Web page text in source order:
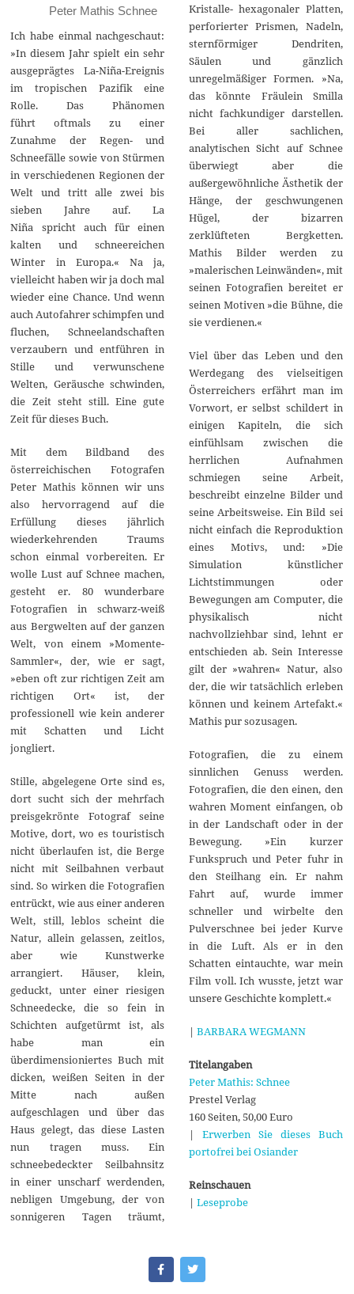
Peter Mathis Schnee
Ich habe einmal nachgeschaut:
»In diesem Jahr spielt ein sehr
ausgeprägtes La-Niña-Ereignis
im tropischen Pazifik eine
Rolle. Das Phänomen
führt oftmals zu einer
Zunahme der Regen- und
Schneefälle sowie von Stürmen
in verschiedenen Regionen der
Welt und tritt alle zwei bis
sieben Jahre auf. La
Niña spricht auch für einen
kalten und schneereichen
Winter in Europa.« Na ja,
vielleicht haben wir ja doch mal
wieder eine Chance. Und wenn
auch Autofahrer schimpfen und
fluchen, Schneelandschaften
verzaubern und entführen in
Stille und verwunschene
Welten, Geräusche schwinden,
die Zeit steht still. Eine gute
Zeit für dieses Buch.
Mit dem Bildband des
österreichischen Fotografen
Peter Mathis können wir uns
also hervorragend auf die
Erfüllung dieses jährlich
wiederkehrenden Traums
schon einmal vorbereiten. Er
wolle Lust auf Schnee machen,
gesteht er. 80 wunderbare
Fotografien in schwarz-weiß
aus Bergwelten auf der ganzen
Welt, von einem »Momente-
Sammler«, der, wie er sagt,
»eben oft zur richtigen Zeit am
richtigen Ort« ist, der
professionell wie kein anderer
mit Schatten und Licht
jongliert.
Stille, abgelegene Orte sind es,
dort sucht sich der mehrfach
preisgekrönte Fotograf seine
Motive, dort, wo es touristisch
nicht überlaufen ist, die Berge
nicht mit Seilbahnen verbaut
sind. So wirken die Fotografien
entrückt, wie aus einer anderen
Welt, still, leblos scheint die
Natur, allein gelassen, zeitlos,
aber wie Kunstwerke
arrangiert. Häuser, klein,
geduckt, unter einer riesigen
Schneedecke, die so fein in
Schichten aufgetürmt ist, als
habe man ein
überdimensioniertes Buch mit
dicken, weißen Seiten in der
Mitte nach außen
aufgeschlagen und über das
Haus gelegt, das diese Lasten
nun tragen muss. Ein
schneebedeckter Seilbahnsitz
in einer unscharf werdenden,
nebligen Umgebung, der von
sonnigeren Tagen träumt,
Kristalle- hexagonaler Platten,
perforierter Prismen, Nadeln,
sternförmiger Dendriten,
Säulen und gänzlich
unregelmäßiger Formen. »Na,
das könnte Fräulein Smilla
nicht fachkundiger darstellen.
Bei aller sachlichen,
analytischen Sicht auf Schnee
überwiegt aber die
außergewöhnliche Ästhetik der
Hänge, der geschwungenen
Hügel, der bizarren
zerklüfteten Bergketten.
Mathis Bilder werden zu
»malerischen Leinwänden«, mit
seinen Fotografien bereitet er
seinen Motiven »die Bühne, die
sie verdienen.«
Viel über das Leben und den
Werdegang des vielseitigen
Österreichers erfährt man im
Vorwort, er selbst schildert in
einigen Kapiteln, die sich
einfühlsam zwischen die
herrlichen Aufnahmen
schmiegen seine Arbeit,
beschreibt einzelne Bilder und
seine Arbeitsweise. Ein Bild sei
nicht einfach die Reproduktion
eines Motivs, und: »Die
Simulation künstlicher
Lichtstimmungen oder
Bewegungen am Computer, die
physikalisch nicht
nachvollziehbar sind, lehnt er
entschieden ab. Sein Interesse
gilt der »wahren« Natur, also
der, die wir tatsächlich erleben
können und keinem Artefakt.«
Mathis pur sozusagen.
Fotografien, die zu einem
sinnlichen Genuss werden.
Fotografien, die den einen, den
wahren Moment einfangen, ob
in der Landschaft oder in der
Bewegung. »Ein kurzer
Funkspruch und Peter fuhr in
den Steilhang ein. Er nahm
Fahrt auf, wurde immer
schneller und wirbelte den
Pulverschnee bei jeder Kurve
in die Luft. Als er in den
Schatten eintauchte, war mein
Film voll. Ich wusste, jetzt war
unsere Geschichte komplett.«
| BARBARA WEGMANN
Titelangaben
Peter Mathis: Schnee
Prestel Verlag
160 Seiten, 50,00 Euro
| Erwerben Sie dieses Buch
portofrei bei Osiander
Reinschauen
| Leseprobe